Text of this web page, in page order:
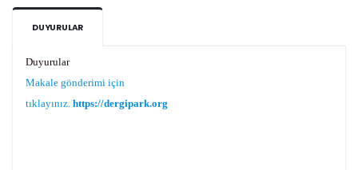
DUYURULAR